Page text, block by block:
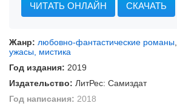
ЧИТАТЬ ОНЛАЙН СКАЧАТЬ
Жанр: любовно-фантастические романы,
ужасы, мистика
Год издания: 2019
Издательство: ЛитРес: Самиздат
Год написания: 2018